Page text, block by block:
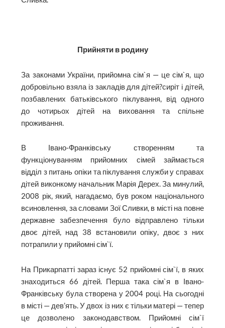
Прийняти в родину
За законами України, прийомна сім`я — це сім`я, що
добровільно взяла із закладів для дітей?сиріт і дітей,
позбавлених батьківського піклування, від одного
до чотирьох дітей на виховання та спільне
проживання.
В Івано-Франківську створенням та
функціонуванням прийомних сімей займається
відділ з питань опіки та піклування служби у справах
дітей виконкому начальник Марія Дерех. За минулий,
2008 рік, який, нагадаємо, був роком національного
всиновлення, за словами Зої Сливки, в місті на повне
державне забезпечення було відправлено тільки
двоє дітей, над 38 встановили опіку, двоє з них
потрапили у прийомні сім`ї.
На Прикарпатті зараз існує 52 прийомні сім`ї, в яких
знаходиться 66 дітей. Перша така сім`я в Івано-
Франківську була створена у 2004 році. На сьогодні
в місті — дев’ять. У двох із них є тільки матері — тепер
це дозволено законодавством. Прийомні сім`ї